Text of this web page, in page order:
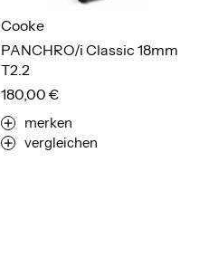
PANCHRO/i Classic 18mm
T2.2
Cooke
180,00 €
merken
vergleichen